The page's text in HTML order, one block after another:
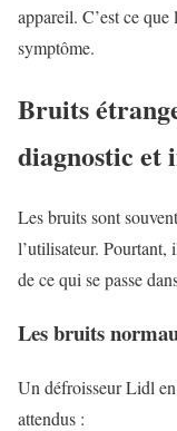
appareil. C’est ce
symptôme.
Bruits
diagnostic
Les bruits sont
l’utilisateur. Pourtant,
de ce qui se passe
Les bruits
Un défroisseur Lidl
attendus :